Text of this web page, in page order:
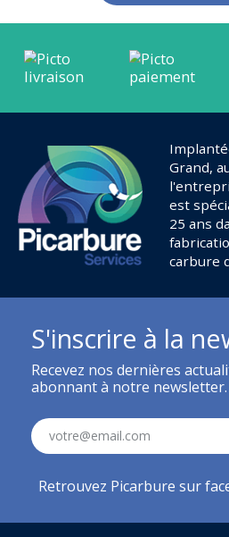
Grand,
est
25 ans
carbure
S'inscrire à la
Recevez nos dernières
abonnant à notre newsletter.
votre@email.com
Retrouvez Picarbure sur